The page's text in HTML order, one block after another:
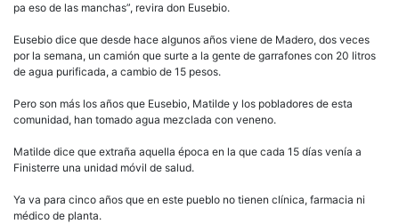
pa eso de las manchas”, revira don Eusebio.
Eusebio dice que desde hace algunos años viene de Madero, dos veces
por la semana, un camión que surte a la gente de garrafones con 20 litros
de agua purificada, a cambio de 15 pesos.
Pero son más los años que Eusebio, Matilde y los pobladores de esta
comunidad, han tomado agua mezclada con veneno.
Matilde dice que extraña aquella época en la que cada 15 días venía a
Finisterre una unidad móvil de salud.
Ya va para cinco años que en este pueblo no tienen clínica, farmacia ni
médico de planta.